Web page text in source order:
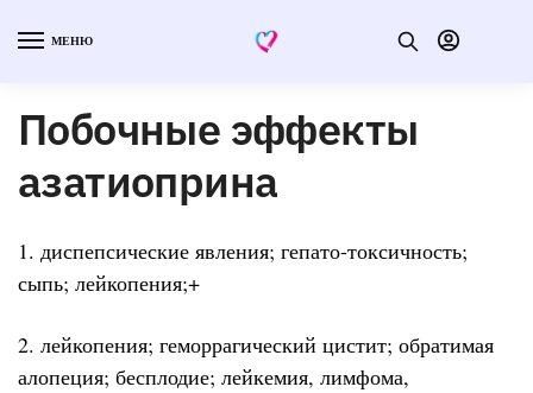
МЕНЮ
Побочные эффекты
азатиоприна
1. диспепсические явления; гепато-токсичность;
сыпь; лейкопения;+
2. лейкопения; геморрагический цистит; обратимая
алопеция; бесплодие; лейкемия, лимфома,